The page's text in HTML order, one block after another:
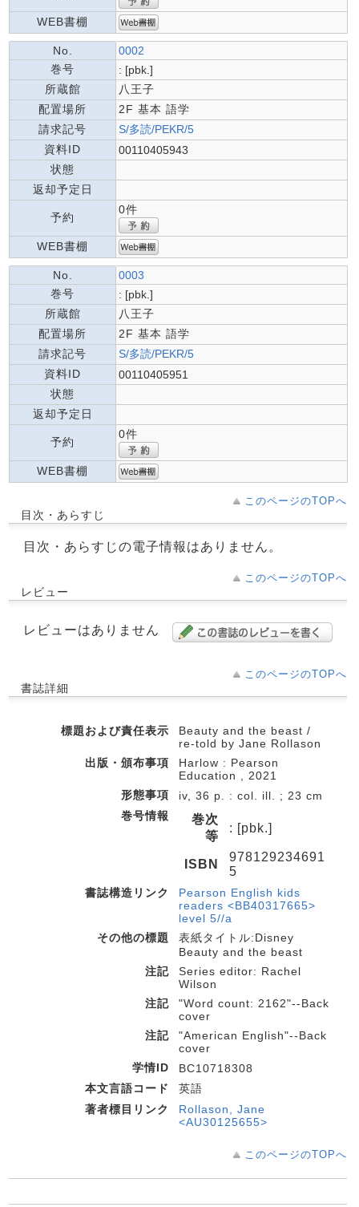
WEB書棚
No.
0002
巻号
: [pbk.]
所蔵館
八王子
配置場所
2F 基本 語学
請求記号
S/多読/PEKR/5
資料ID
00110405943
状態
返却予定日
予約
0件
WEB書棚
No.
0003
巻号
: [pbk.]
所蔵館
八王子
配置場所
2F 基本 語学
請求記号
S/多読/PEKR/5
資料ID
00110405951
状態
返却予定日
予約
0件
WEB書棚
このページのTOPへ
目次・あらすじ
目次・あらすじの電子情報はありません。
このページのTOPへ
レビュー
レビューはありません
このページのTOPへ
書誌詳細
標題および責任表示
Beauty and the beast /
re-told by Jane Rollason
出版・頒布事項
Harlow : Pearson
Education , 2021
形態事項
iv, 36 p. : col. ill. ; 23 cm
巻号情報
巻次
等
: [pbk.]
ISBN
978129234691
5
書誌構造リンク
Pearson English kids
readers <BB40317665>
level 5//a
その他の標題
表紙タイトル:Disney
Beauty and the beast
注記
Series editor: Rachel
Wilson
注記
"Word count: 2162"--Back
cover
注記
"American English"--Back
cover
学情ID
BC10718308
本文言語コード
英語
著者標目リンク
Rollason, Jane
<AU30125655>
このページのTOPへ